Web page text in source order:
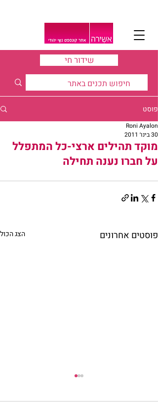
שידור חי
פוסט
מוקד תהילים ארצי-כל המתפלל
על חברו נענה תחילה
Roni Ayalon
30 בינו׳ 2011
פוסטים אחרונים הצג הכול